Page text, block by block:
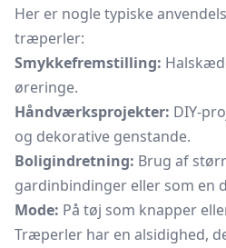
Her er nogle typiske
træperler:
Smykkefremstilling:
øreringe.
Håndværksprojekter: DIY-
og dekorative genstande.
Boligindretning: Brug af
gardinbindinger eller som en
Mode: På tøj som knapper
Træperler har en alsidighed,